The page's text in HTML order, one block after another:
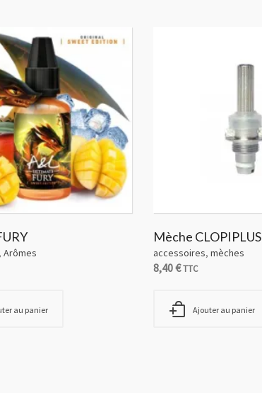
, Arômes
au panier
Mèche CLOPIPLUS
accessoires, mèches
8,40€TTC
Ajouter au panier